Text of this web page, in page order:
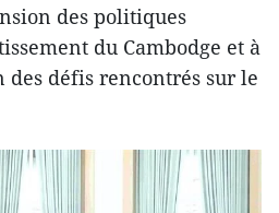
des politiques
du Cambodge et à
défis rencontrés sur le